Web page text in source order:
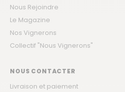
Nous Rejoindre
Le Magazine
Nos Vignerons
Collectif "Nous Vignerons"
NOUS CONTACTER
Livraison et paiement